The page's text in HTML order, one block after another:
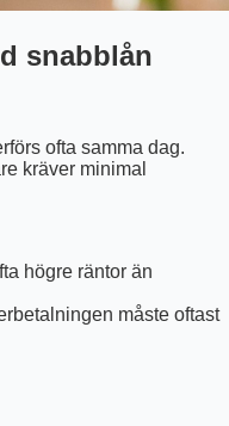
snabblån
ofta samma dag.
kräver minimal
högre räntor än
måste oftast